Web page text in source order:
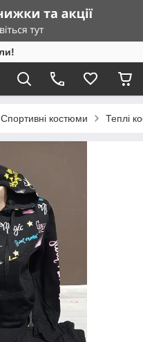
Спортивні костюми Теплі